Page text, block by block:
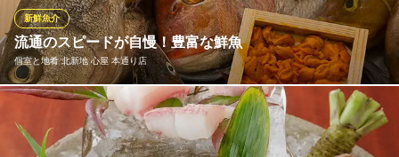
個室 和食 居酒屋 ほたる 北新地店
和食居酒屋寿司日本酒
ＪＲ東西線北新地駅 徒歩1分
大阪府大阪市北区曾根崎新地1-5-23 吉紹ビル4F
流通のスピードが自慢！豊富な鮮魚
個室と地肴 北新地 心屋 本通り店
新鮮魚介
春は桜鯛、夏は鱧やウニ、秋は鯖や秋鱧、冬には三年ふぐや天ぶ
り、鰆など。季節に応じた旬魚の数々を入荷しております。魅力
は、なんといっても”鮮度”。懇意にしている淡路島の漁師さんか